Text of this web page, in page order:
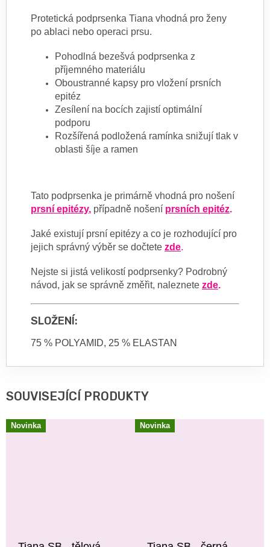
Protetická podprsenka Tiana vhodná pro ženy
po ablaci nebo operaci prsu.
Pohodlná bezešvá podprsenka z
příjemného materiálu
Oboustranné kapsy pro vložení prsních
epitéz
Zesílení na bocích zajistí optimální
podporu
Rozšířená podložená ramínka snižují tlak v
oblasti šíje a ramen
Tato podprsenka je primárně vhodná pro nošení
prsní epitézy, případně nošení prsních epitéz.
Jaké existují prsní epitézy a co je rozhodující pro
jejich správný výběr se dočtete zde.
Nejste si jistá velikostí podprsenky? Podrobný
návod, jak se správně změřit, naleznete zde.
SLOŽENÍ:
75 % POLYAMID, 25 % ELASTAN
SOUVISEJÍCÍ PRODUKTY
Novinka Novinka